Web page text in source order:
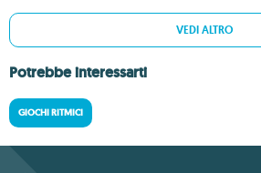
VEDI ALTRO
Potrebbe interessarti
GIOCHI RITMICI